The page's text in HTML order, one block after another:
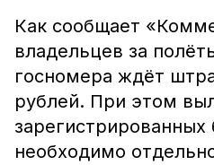
Как сообщает
владельцев за
госномера ждёт
рублей. При этом
зарегистрированных
необходимо